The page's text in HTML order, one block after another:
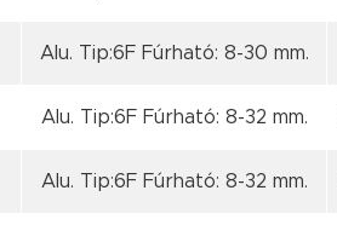
Alu. Tip:6F Fúrható: 8-30 mm.
Alu. Tip:6F Fúrható: 8-32 mm.
Alu. Tip:6F Fúrható: 8-32 mm.